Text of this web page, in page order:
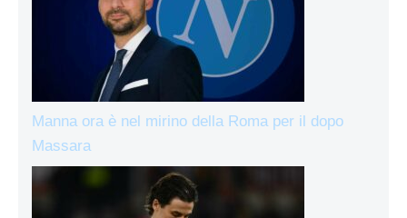
Manna ora è nel mirino della Roma per il dopo
Massara